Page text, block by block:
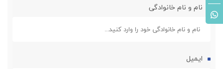
نام و نام خانوادگی
ایمیل